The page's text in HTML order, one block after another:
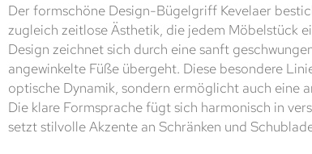
Der formschöne Design-Bügelgriff Kevelaer
zugleich zeitlose Ästhetik, die jedem Möbelstück
Design zeichnet sich durch eine sanft
angewinkelte Füße übergeht. Diese besondere
optische Dynamik, sondern ermöglicht auch eine
Die klare Formsprache fügt sich harmonisch in
setzt stilvolle Akzente an Schränken und